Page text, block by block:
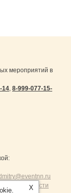
мероприятий в
14, 8-999-077-15-
X